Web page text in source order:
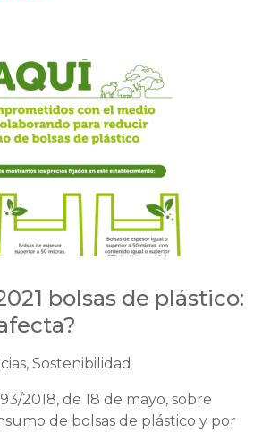
bolsas de plástico:
Sostenibilidad
2018, de 18 de mayo, sobre
de bolsas de plástico y por